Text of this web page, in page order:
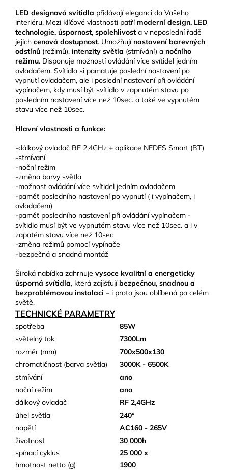
LED designová svítidla přidávají eleganci do Vašeho
interiéru. Mezi klíčové vlastnosti patřímoderní design, LED
technologie, úspornost, spolehlivost a v neposlední řadě
jejich cenová dostupnost. Umožňujínastavení barevných
odstínů (režimů), intenzity světla (stmívání) a nočního
režimu. Disponuje možností ovládání více svítidel jedním
ovladačem. Svítidlo si pamatuje poslední nastavení po
vypnutí ovladačem, ale i poslední nastavení při ovládání
vypínačem, kdy musí být svítidlo v zapnutém stavu po
posledním nastavení více než 10sec. a také ve vypnutém
stavu více než 10sec.
Hlavní vlastnosti a funkce:
-dálkový ovladač RF 2,4GHz + aplikace NEDES Smart (BT)
-stmívaní
-noční režim
-změna barvy světla
-možnost ovládání více svítidel jedním ovladačem
-paměť posledního nastavení po vypnutí ( i vypínačem, i
ovladačem)
-paměť posledního nastavení při ovládání vypínačem -
svítidlo musí být ve vypnutém stavu více než 10sec. a i v
zapatém stavu více než 10sec
-změna režimů pomocí vypínače
-bezpečná a snadná montáž
Široká nabídka zahrnuje vysoce kvalitní a energeticky
úsporná svítidla, která zajišťují bezpečnou, snadnou a
bezproblémovou instalaci – i proto jsou oblíbená po celém
světě.
TECHNICKÉ PARAMETRY
spotřeba
85W
světelný tok
7300Lm
rozměr (mm)
700x500x130
chromatičnost (barva světla)
3000K - 6500K
stmívání
ano
noční režim
ano
dálkový ovladač
RF 2,4GHz
úhel světla
240°
napětí
AC160 - 265V
životnost
30 000h
spínací cyklus
25 000 x
hmotnost netto (g)
1900